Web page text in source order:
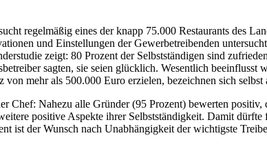
regelmäßig eines der knapp 75.000 Restaurants des
und Einstellungen der Gewerbetreibenden
zeigt: 80 Prozent der Selbstständigen sind
sagten, sie seien glücklich. Wesentlich
mehr als 500.000 Euro erzielen, bezeichnen sich selbst
Nahezu alle Gründer (95 Prozent) bewerten
positive Aspekte ihrer Selbstständigkeit. Damit
ist der Wunsch nach Unabhängigkeit der wichtigste